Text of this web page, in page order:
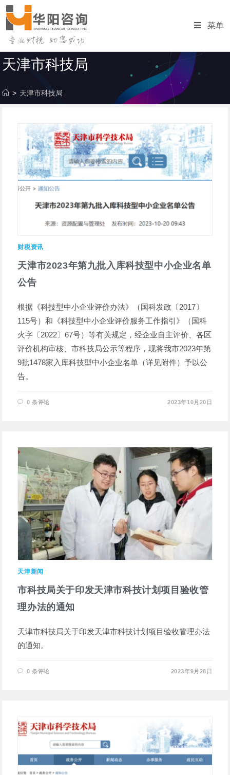
跳
转
至
容
菜单
天津市科技局
> 天津市科技局
财税资讯
天津市2023年第九批入库科技型中小企业名单
公告
根据《科技型中小企业评价办法》（国科发政〔2017〕
115号）和《科技型中小企业评价服务工作指引》（国科
火字〔2022〕67号）等有关规定，经企业自主评价、各区
评价机构审核、市科技局公示等程序，现将我市2023年第
9批1478家入库科技型中小企业名单（详见附件）予以公
告。
0 条评论 2023年10月20日
天津新闻
市科技局关于印发天津市科技计划项目验收管
理办法的通知
天津市科技局关于印发天津市科技计划项目验收管理办法
的通知。
0 条评论 2023年9月28日